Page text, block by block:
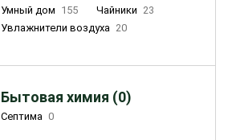
Умный дом 155 Чайники 23
Увлажнители воздуха 20
Бытовая химия (0)
Септима 0